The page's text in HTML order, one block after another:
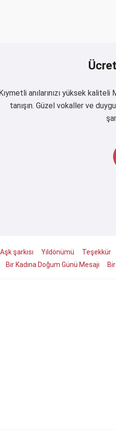
anılarınızı yüksek
tanışın. Güzel vokaller ve
Aşk şarkısı Yıldönümü Teşekkür
Bir Kadına Doğum Günü Mesajı